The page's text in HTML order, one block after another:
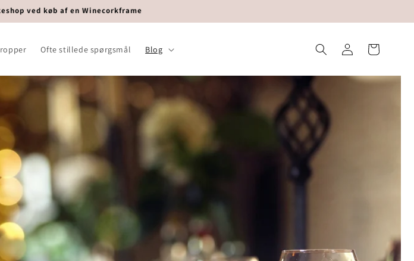
ved køb af en Winecorkframe
Ofte stillede spørgsmål Blog
ind
Indkøbskurv